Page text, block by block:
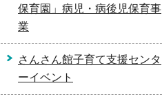
保育園」病児・病後児保育事
業
さんさん館子育て支援センタ
ーイベント